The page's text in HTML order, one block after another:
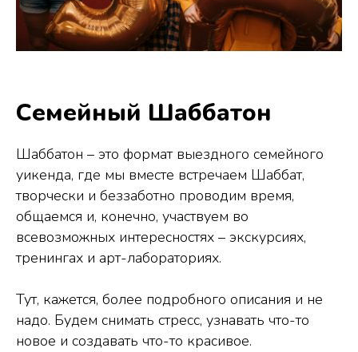
Семейный Шаббатон
Шаббатон – это формат выездного семейного
уикенда, где мы вместе встречаем Шаббат,
творчески и беззаботно проводим время,
общаемся и, конечно, участвуем во
всевозможных интересностях – экскурсиях,
тренингах и арт-лабораториях.
Тут, кажется, более подробного описания и не
надо. Будем снимать стресс, узнавать что-то
новое и создавать что-то красивое.